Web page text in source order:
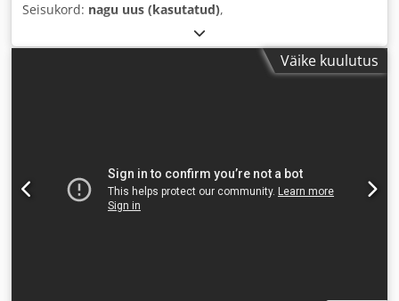
Seisukord: nagu uus (kasutatud),
Väike kuulutus